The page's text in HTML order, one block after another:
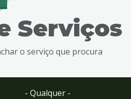
Serviços
o serviço que procura
- Qualquer -